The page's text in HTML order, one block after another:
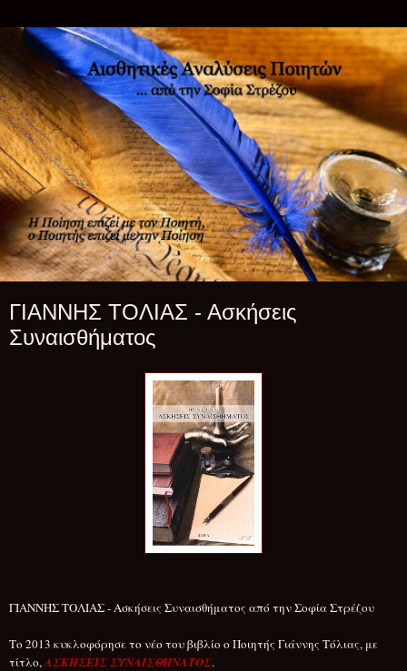
ΓΙΑΝΝΗΣ ΤΟΛΙΑΣ - Ασκήσεις
Συναισθήματος
ΓΙΑΝΝΗΣ ΤΟΛΙΑΣ - Ασκήσεις Συναισθήματος από την Σοφία Στρέζου
Το 2013 κυκλοφόρησε το νέο του βιβλίο ο Ποιητής Γιάννης Τόλιας, με
τίτλο,ΑΣΚΗΣΕΙΣ ΣΥΝΑΙΣΘΗΝΑΤΟΣ.